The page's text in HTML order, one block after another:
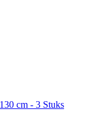
cm - 3 Stuks